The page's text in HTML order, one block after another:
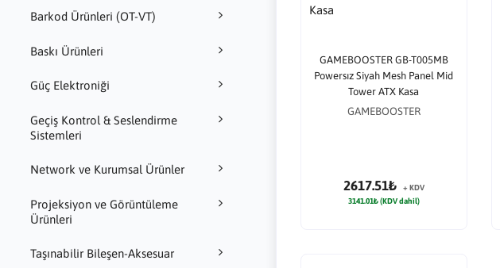
Barkod Ürünleri (OT-VT)
Baskı Ürünleri
Güç Elektroniği
Geçiş Kontrol & Seslendirme
Sistemleri
Network ve Kurumsal Ürünler
Projeksiyon ve Görüntüleme
Ürünleri
Taşınabilir Bileşen-Aksesuar
GAMEBOOSTER GB-T005MB
Powersız Siyah Mesh Panel Mid
Tower ATX Kasa
GAMEBOOSTER
2617.51₺
+ KDV
3141.01₺ (KDV dahil)